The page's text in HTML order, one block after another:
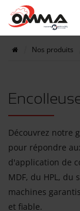
Nos produits
Découvrez notre
pour répondre
d'application de
MDF, du HPL,
machines
et fiable.